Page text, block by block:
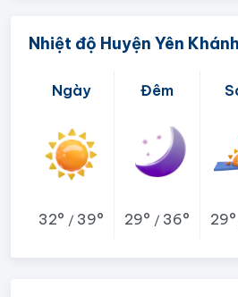
Nhiệt độ Huyện Yên Khánh
Ngày
32° / 39°
Đêm
29° / 36° 29°